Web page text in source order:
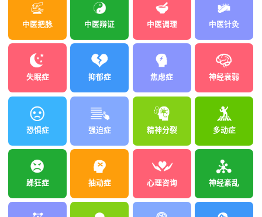
中医把脉 中医辩证 中医调理 中医针灸
失眠症 抑郁症 焦虑症 神经衰弱
恐惧症 强迫症 精神分裂 多动症
躁狂症 抽动症 心理咨询 神经紊乱